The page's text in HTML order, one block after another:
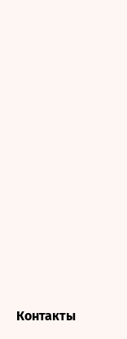
Контакты